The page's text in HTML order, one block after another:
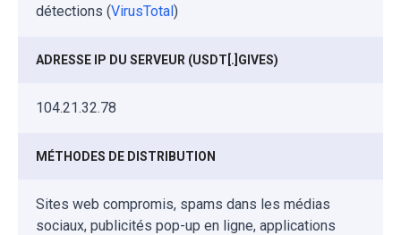
détections (VirusTotal )
ADRESSE IP DU SERVEUR (USDT[.]GIVES)
104.21.32.78
MÉTHODES DE DISTRIBUTION
Sites web compromis, spams dans les médias
sociaux, publicités pop-up en ligne, applications